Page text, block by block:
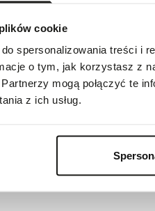
cookie
spersonalizowania treści i
o tym, jak korzystasz z
mogą połączyć te
z ich usług.